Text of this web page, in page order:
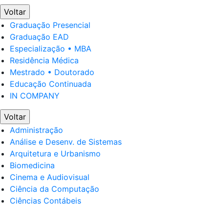
Voltar
Graduação Presencial
Graduação EAD
Especialização • MBA
Residência Médica
Mestrado • Doutorado
Educação Continuada
IN COMPANY
Voltar
Administração
Análise e Desenv. de Sistemas
Arquitetura e Urbanismo
Biomedicina
Cinema e Audiovisual
Ciência da Computação
Ciências Contábeis